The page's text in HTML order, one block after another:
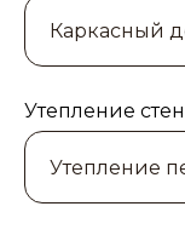
Утепление стен